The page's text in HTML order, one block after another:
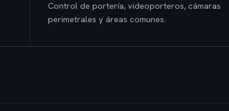
Control de portería, videoporteros, cámaras
perimetrales y áreas comunes.